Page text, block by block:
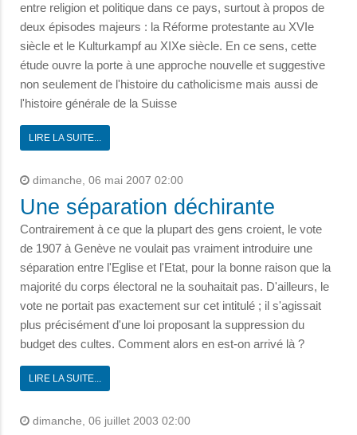
entre religion et politique dans ce pays, surtout à propos de
deux épisodes majeurs : la Réforme protestante au XVIe
siècle et le Kulturkampf au XIXe siècle. En ce sens, cette
étude ouvre la porte à une approche nouvelle et suggestive
non seulement de l'histoire du catholicisme mais aussi de
l'histoire générale de la Suisse
LIRE LA SUITE...
dimanche, 06 mai 2007 02:00
Une séparation déchirante
Contrairement à ce que la plupart des gens croient, le vote
de 1907 à Genève ne voulait pas vraiment introduire une
séparation entre l'Eglise et l'Etat, pour la bonne raison que la
majorité du corps électoral ne la souhaitait pas. D'ailleurs, le
vote ne portait pas exactement sur cet intitulé ; il s'agissait
plus précisément d'une loi proposant la suppression du
budget des cultes. Comment alors en est-on arrivé là ?
LIRE LA SUITE...
dimanche, 06 juillet 2003 02:00